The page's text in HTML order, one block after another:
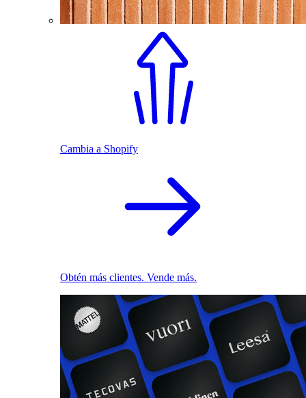
Cambia a Shopify
Obtén más clientes. Vende más.